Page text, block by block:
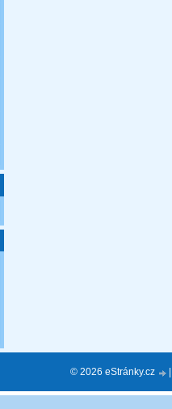
© 2026 eStránky.cz